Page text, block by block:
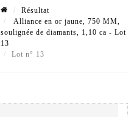
Résultat
Alliance en or jaune, 750 MM,
soulignée de diamants, 1,10 ca - Lot
13
Lot n° 13